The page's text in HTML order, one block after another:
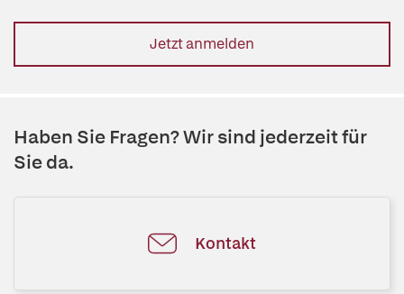
Jetzt anmelden
Haben Sie Fragen? Wir sind jederzeit für
Sie da.
Kontakt